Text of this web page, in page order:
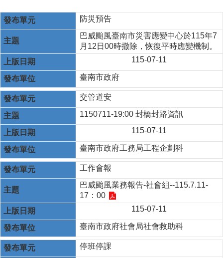
防災預告
巴威颱風臺南市災害應變中心於115年7
月12日00時撤除，恢復平時應變機制。
115-07-11
臺南市政府
交管道安
1150711-19:00 封橋封路資訊
115-07-11
臺南市政府工務局工程企劃科
工作會報
巴威颱風業務報告-社會組--115.7.11-
17：00
115-07-11
臺南市政府社會局社會救助科
停班停課